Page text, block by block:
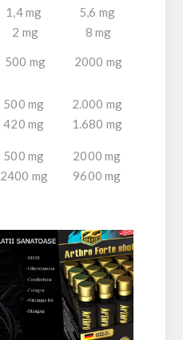
1,4 mg
5,6 mg
2 mg
8 mg
500 mg 2000 mg
500 mg
420 mg
2.000 mg
1.680 mg
500 mg
2000 mg
2400 mg 9600 mg